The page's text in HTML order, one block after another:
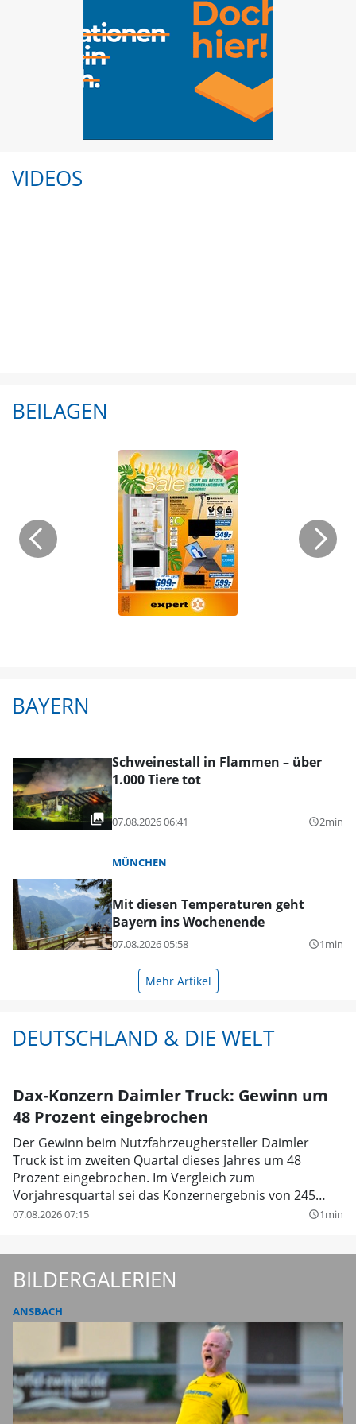
VIDEOS
BEILAGEN
BAYERN
Schweinestall in Flammen – über
1.000 Tiere tot
07.08.2026 06:41 query_builder2min
MÜNCHEN
Mit diesen Temperaturen geht
Bayern ins Wochenende
07.08.2026 05:58 query_builder1min
Mehr Artikel
DEUTSCHLAND & DIE WELT
Dax-Konzern Daimler Truck: Gewinn um
48 Prozent eingebrochen
Der Gewinn beim Nutzfahrzeughersteller Daimler
Truck ist im zweiten Quartal dieses Jahres um 48
Prozent eingebrochen. Im Vergleich zum
Vorjahresquartal sei das Konzernergebnis von 245
Millionen Euro auf 128 Millionen Euro gesunken, teilte
07.08.2026 07:15 query_builder1min
BILDERGALERIEN
ANSBACH